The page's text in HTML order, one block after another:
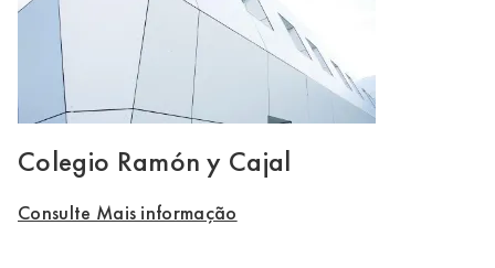
Colegio Ramón y Cajal
Consulte Mais informação